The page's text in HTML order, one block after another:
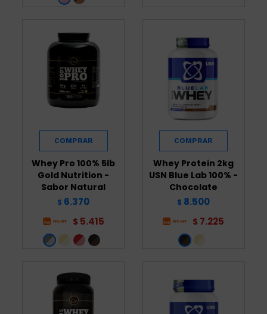
Whey Pro 100% 5lb
Gold Nutrition -
Sabor Natural
$ 6.370
$ 5.415
Whey Protein 2kg
USN Blue Lab 100% -
Chocolate
$ 8.500
$ 7.225